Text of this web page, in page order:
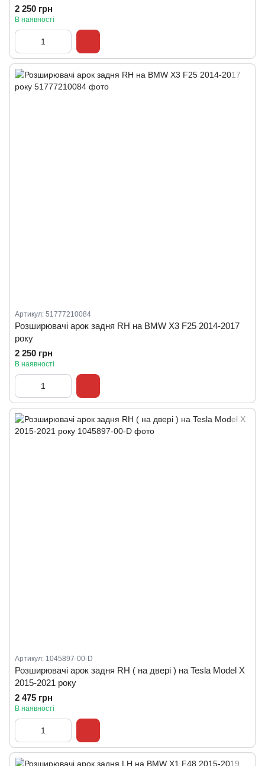
2 250 грн
В наявності
Артикул: 51777210084
Розширювачі арок задня RH на BMW X3 F25 2014-2017
року
2 250 грн
В наявності
Артикул: 1045897-00-D
Розширювачі арок задня RH ( на двері ) на Tesla Model X
2015-2021 року
2 475 грн
В наявності